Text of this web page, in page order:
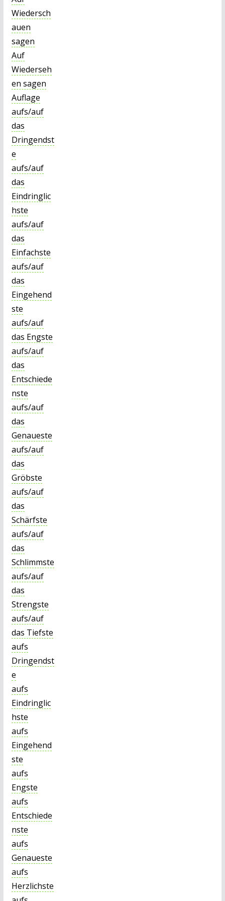
Wiedersch
auen
sagen
Auf
Wiederseh
en sagen
Auflage
aufs/auf
das
Dringendst
e
aufs/auf
das
Eindringlic
hste
aufs/auf
das
Einfachste
aufs/auf
das
Eingehend
ste
aufs/auf
das Engste
aufs/auf
das
Entschiede
nste
aufs/auf
das
Genaueste
aufs/auf
das
Gröbste
aufs/auf
das
Schärfste
aufs/auf
das
Schlimmste
aufs/auf
das
Strengste
aufs/auf
das Tiefste
aufs
Dringendst
e
aufs
Eindringlic
hste
aufs
Eingehend
ste
aufs
Engste
aufs
Entschiede
nste
aufs
Genaueste
aufs
Herzlichste